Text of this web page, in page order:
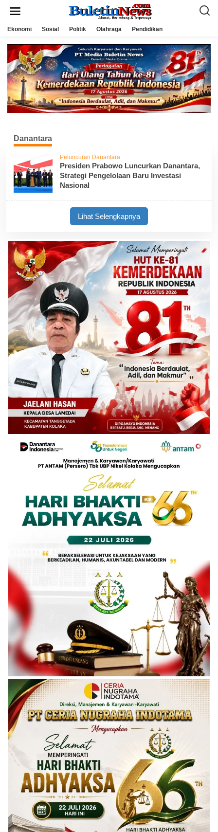
Ekonomi Sosial Politik Olahraga Pendidikan
Danantara
Peluncuran Danantara
Presiden Prabowo Luncurkan Danantara,
Strategi Pengelolaan Baru Investasi
Nasional
Lihat Selengkapnya